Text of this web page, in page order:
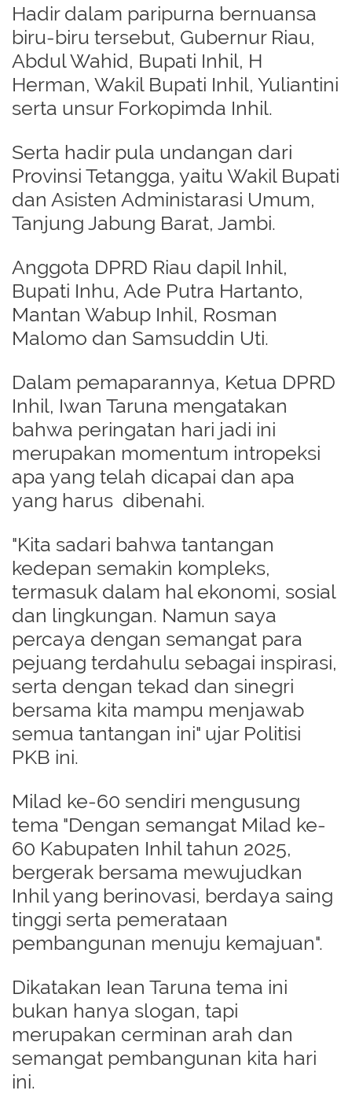
Hadir dalam paripurna bernuansa
biru-biru tersebut, Gubernur Riau,
Abdul Wahid, Bupati Inhil, H
Herman, Wakil Bupati Inhil, Yuliantini
serta unsur Forkopimda Inhil.
Serta hadir pula undangan dari
Provinsi Tetangga, yaitu Wakil Bupati
dan Asisten Administarasi Umum,
Tanjung Jabung Barat, Jambi.
Anggota DPRD Riau dapil Inhil,
Bupati Inhu, Ade Putra Hartanto,
Mantan Wabup Inhil, Rosman
Malomo dan Samsuddin Uti.
Dalam pemaparannya, Ketua DPRD
Inhil, Iwan Taruna mengatakan
bahwa peringatan hari jadi ini
merupakan momentum intropeksi
apa yang telah dicapai dan apa
yang harus dibenahi.
"Kita sadari bahwa tantangan
kedepan semakin kompleks,
termasuk dalam hal ekonomi, sosial
dan lingkungan. Namun saya
percaya dengan semangat para
pejuang terdahulu sebagai inspirasi,
serta dengan tekad dan sinegri
bersama kita mampu menjawab
semua tantangan ini" ujar Politisi
PKB ini.
Milad ke-60 sendiri mengusung
tema "Dengan semangat Milad ke-
60 Kabupaten Inhil tahun 2025,
bergerak bersama mewujudkan
Inhil yang berinovasi, berdaya saing
tinggi serta pemerataan
pembangunan menuju kemajuan".
Dikatakan Iean Taruna tema ini
bukan hanya slogan, tapi
merupakan cerminan arah dan
semangat pembangunan kita hari
ini.